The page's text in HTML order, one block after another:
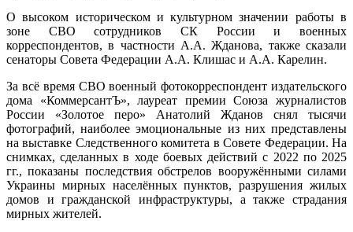
О высоком историческом и культурном значении работы в
зоне СВО сотрудников СК России и военных
корреспондентов, в частности А.А. Жданова, также сказали
сенаторы Совета Федерации А.А. Клишас и А.А. Карелин.
За всё время СВО военный фотокорреспондент издательского
дома «КоммерсантЪ», лауреат премии Союза журналистов
России «Золотое перо» Анатолий Жданов снял тысячи
фотографий, наиболее эмоциональные из них представлены
на выставке Следственного комитета в Совете Федерации. На
снимках, сделанных в ходе боевых действий с 2022 по 2025
гг., показаны последствия обстрелов вооружёнными силами
Украины мирных населённых пунктов, разрушения жилых
домов и гражданской инфраструктуры, а также страдания
мирных жителей.